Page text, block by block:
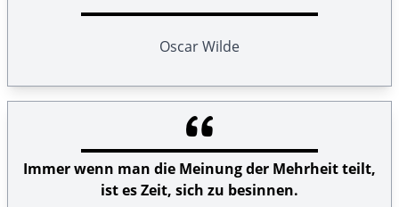
Oscar Wilde
Immer wenn man die Meinung der Mehrheit teilt,
ist es Zeit, sich zu besinnen.